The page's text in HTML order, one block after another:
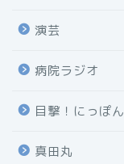
演芸
病院ラジオ
目撃！にっぽん
真田丸